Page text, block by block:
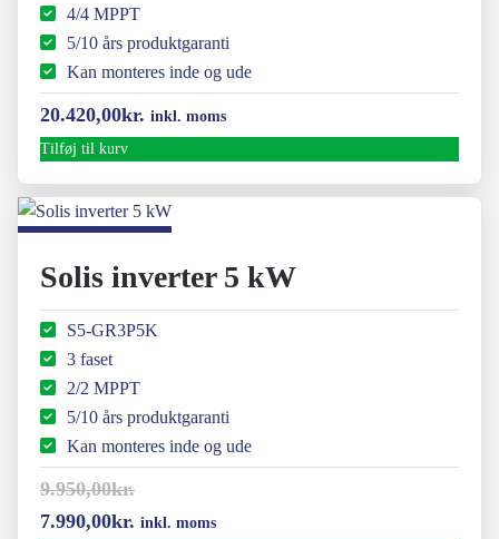
4/4 MPPT
5/10 års produktgaranti
Kan monteres inde og ude
20.420,00kr. inkl. moms
Tilføj til kurv
Solis inverter 5 kW
S5-GR3P5K
3 faset
2/2 MPPT
5/10 års produktgaranti
Kan monteres inde og ude
9.950,00kr.
Den
7.990,00kr. Den
inkl. moms